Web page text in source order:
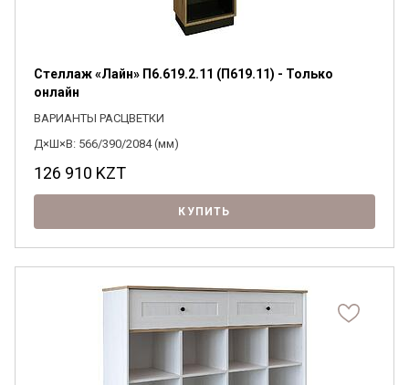
Стеллаж «Лайн» П6.619.2.11 (П619.11) - Только
онлайн
ВАРИАНТЫ РАСЦВЕТКИ
Д×Ш×В: 566/390/2084 (мм)
126 910 KZT
КУПИТЬ